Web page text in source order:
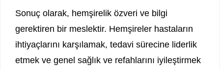
Sonuç olarak, hemşirelik özveri ve bilgi
gerektiren bir meslektir. Hemşireler hastaların
ihtiyaçlarını karşılamak, tedavi sürecine liderlik
etmek ve genel sağlık ve refahlarını iyileştirmek